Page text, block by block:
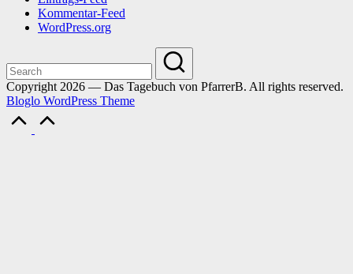
Kommentar-Feed
WordPress.org
Copyright 2026 — Das Tagebuch von PfarrerB. All rights reserved.
Bloglo WordPress Theme